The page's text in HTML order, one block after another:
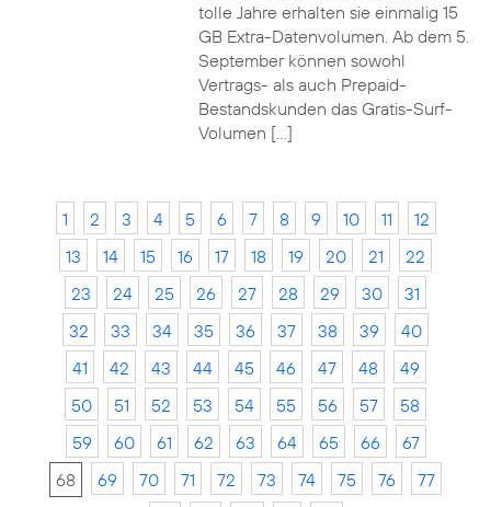
tolle Jahre erhalten sie einmalig 15
GB Extra-Datenvolumen. Ab dem 5.
September können sowohl
Vertrags- als auch Prepaid-
Bestandskunden das Gratis-Surf-
Volumen […]
1 2 3 4 5 6 7 8 9 10 11
12
13
14 15 16 17 18 19 20 21
22
23
24 25 26 27 28 29 30
31
32
33 34 35 36 37 38 39
40
41
42 43 44 45 46 47 48
49
50
51 52 53 54 55 56 57
58
59
60 61 62 63 64 65 66
67
68
69 70 71 72 73 74 75 76
77